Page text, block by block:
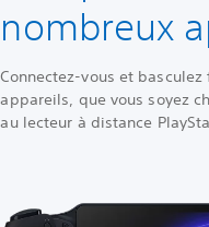
nombreux
Connectez-vous et
appareils, que vous soyez
au lecteur à distance